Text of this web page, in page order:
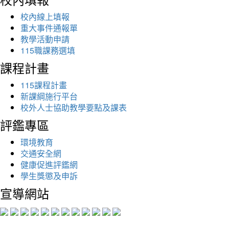
校內線上填報
重大事件通報單
教學活動申請
115職課務選填
課程計畫
115課程計畫
新課綱施行平台
校外人士協助教學要點及課表
評鑑專區
環境教育
交通安全網
健康促進評鑑網
學生獎懲及申訴
宣導網站